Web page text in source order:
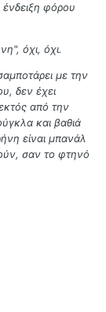
ένδειξη φόρου
όχι, όχι.
με την
δεν έχει
από την
και βαθιά
είναι μπανάλ
σαν το φτηνό